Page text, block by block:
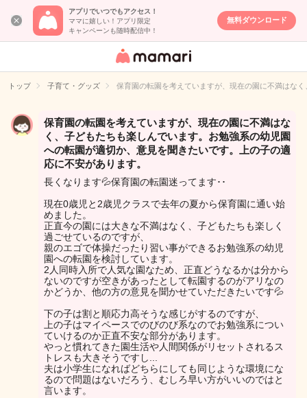
アプリでいつでもアクセス！
ママに嬉しい！アプリ限定
キャンペーンも随時配信中！
無料ダウンロード
女性専用匿名QA
イト
トップ 子育て・グッズ 保育園の転園を考えていますが、現在の園に不満はな
保育園の転園を考えていますが、現在の園に不満はな
く、子どもたちも楽しんでいます。お勉強系の幼児園
への転園が適切か、意見を聞きたいです。上の子の適
応に不安があります。
長くなります💦保育園の転園迷ってます･･
現在0歳児と2歳児クラスで去年の夏から保育園に通い始
めました。
正直今の園には大きな不満はなく、子どもたちも楽しく
過ごせているのですが、
親のエゴで体操だったり習い事ができるお勉強系の幼児
園への転園を検討しています。
2人同時入所で人気な園なため、正直どうなるかは分から
ないのですが空きがあったとして転園するのがアリなの
かどうか、他の方の意見を聞かせていただきたいです💦
下の子は割と順応力高そうな感じがするのですが、
上の子はマイペースでのびのび系なのでお勉強系につい
ていけるのか正直不安な部分があります。
やっと慣れてきた園生活や人間関係がリセットされるス
トレスも大きそうですし...
夫は小学生になればどちらにしても同じような環境にな
るので問題はないだろう、むしろ早い方がいいのではと
言います。